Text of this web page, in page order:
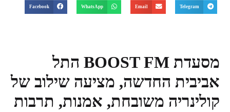
Telegram
Email
WhatsApp
Facebook
מסעדתBOOST FM
התל
אביבית החדשה, מציעה שילוב של
קולינריה משובחת, אמנות, תרבות